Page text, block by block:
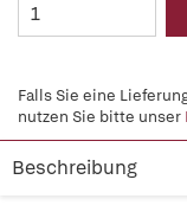
Falls Sie eine
nutzen Sie bitte unser
Beschreibung